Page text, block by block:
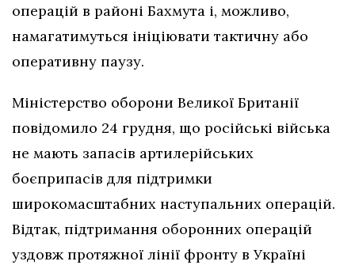
операцій в районі Бахмута і, можливо,
намагатимуться ініціювати тактичну або
оперативну паузу.
Міністерство оборони Великої Британії
повідомило 24 грудня, що російські війська
не мають запасів артилерійських
боєприпасів для підтримки
широкомасштабних наступальних операцій.
Відтак, підтримання оборонних операцій
уздовж протяжної лінії фронту в Україні